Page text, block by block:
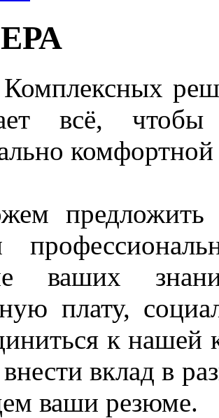
всё,
предложить
ваших
плату,
к нашей
вклад в
ваши резюме.